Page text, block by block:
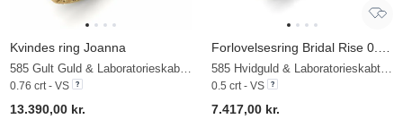
Kvindes ring Joanna
0.76 crt - VS
13.390,00 kr.
0.5 crt - VS
7.417,00 kr.